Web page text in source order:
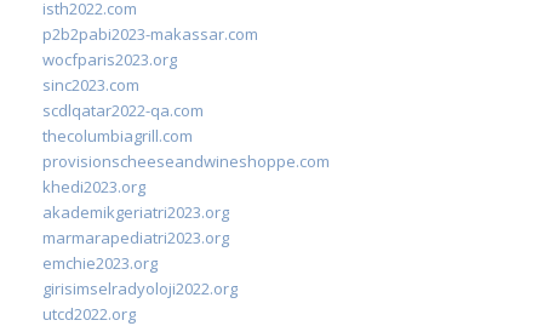
isth2022.com
p2b2pabi2023-makassar.com
wocfparis2023.org
sinc2023.com
scdlqatar2022-qa.com
thecolumbiagrill.com
provisionscheeseandwineshoppe.com
khedi2023.org
akademikgeriatri2023.org
marmarapediatri2023.org
emchie2023.org
girisimselradyoloji2022.org
utcd2022.org